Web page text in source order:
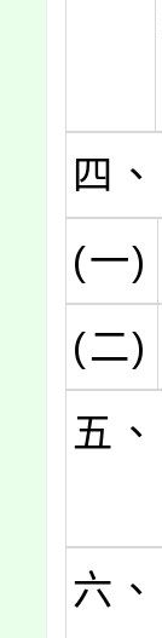
四、
(一)
(二)
五、
六、